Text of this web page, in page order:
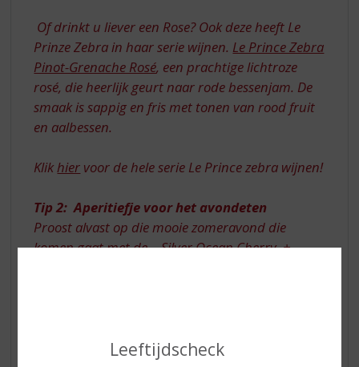
Leeftijdscheck
Of drinkt u liever een Rose? Ook deze heeft Le
Prinze Zebra in haar serie wijnen. Le Prince Zebra
Pinot-Grenache Rosé, een prachtige lichtroze
rosé, die heerlijk geurt naar rode bessenjam. De
smaak is sappig en fris met tonen van rood fruit
en aalbessen.
Klikhier voor de hele serie Le Prince zebra wijnen!
Tip 2: Aperitiefje voor het avondeten
Proost alvast op die mooie zomeravond die
komen gaat met de…Silver Ocean Cherry+